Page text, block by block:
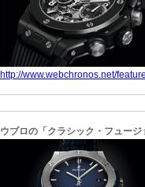
http://www.webchronos.net/
ウブロの「クラシック・フュー